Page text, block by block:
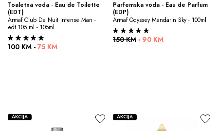
Toaletna voda - Eau de Toilette
(EDT)
Armaf Club De Nuit Intense Man -
edt 105 ml - 105ml
100 KM - 75 KM
Parfemska voda - Eau de Parfum
(EDP)
Armaf Odyssey Mandarin Sky - 100ml
150 KM - 90 KM
AKCIJA AKCIJA